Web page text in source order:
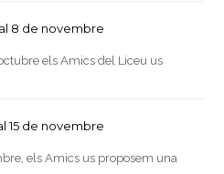
8 de novembre
els Amics del Liceu us
15 de novembre
els Amics us proposem una